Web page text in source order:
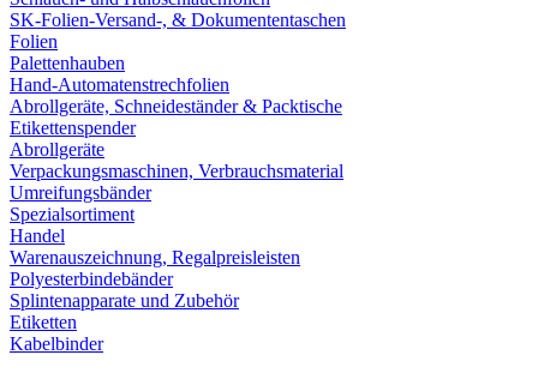
SK-Folien-Versand-, & Dokumententaschen
Folien
Palettenhauben
Hand-Automatenstrechfolien
Abrollgeräte, Schneideständer & Packtische
Etikettenspender
Abrollgeräte
Verpackungsmaschinen, Verbrauchsmaterial
Umreifungsbänder
Spezialsortiment
Handel
Warenauszeichnung, Regalpreisleisten
Polyesterbindebänder
Splintenapparate und Zubehör
Etiketten
Kabelbinder